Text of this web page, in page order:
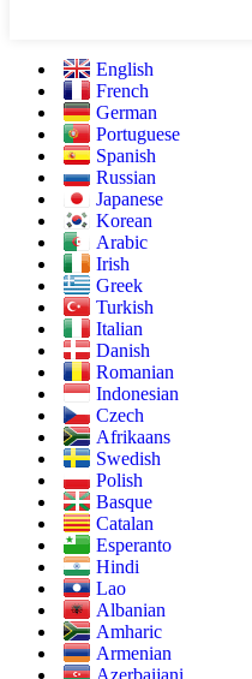
English
French
German
Portuguese
Spanish
Russian
Japanese
Korean
Arabic
Irish
Greek
Turkish
Italian
Danish
Romanian
Indonesian
Czech
Afrikaans
Swedish
Polish
Basque
Catalan
Esperanto
Hindi
Lao
Albanian
Amharic
Armenian